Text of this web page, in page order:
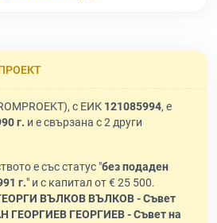
с ЕИК 121085994, е
г. и е свързана с 2 други
е със статус "без подаден
г." и с капитал от € 25 500.
ВЪЛКОВ ВЪЛКОВ - Съвет
ГЕОРГИЕВ ГЕОРГИЕВ - Съвет на